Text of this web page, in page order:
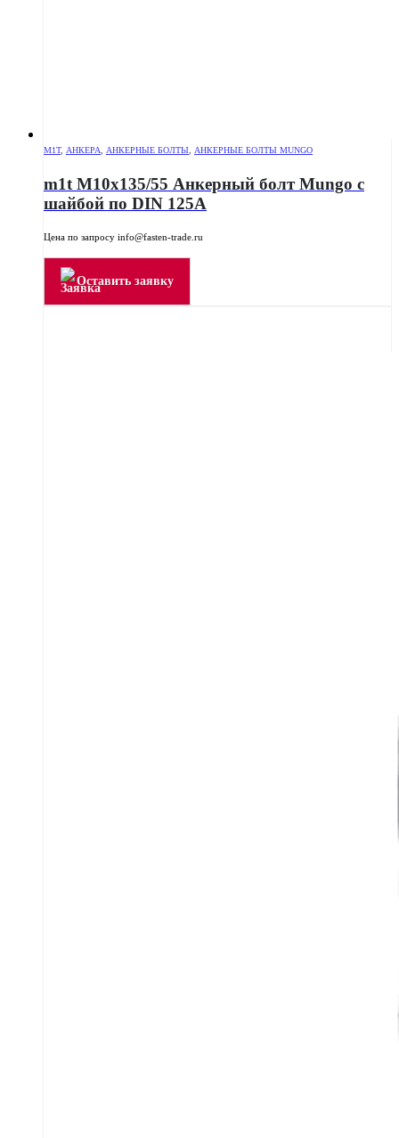
M1T, АНКЕРА, АНКЕРНЫЕ БОЛТЫ, АНКЕРНЫЕ БОЛТЫ MUNGO
m1t M10x135/55 Анкерный болт Mungo с
шайбой по DIN 125A
Цена по запросу info@fasten-trade.ru
Оставить заявку